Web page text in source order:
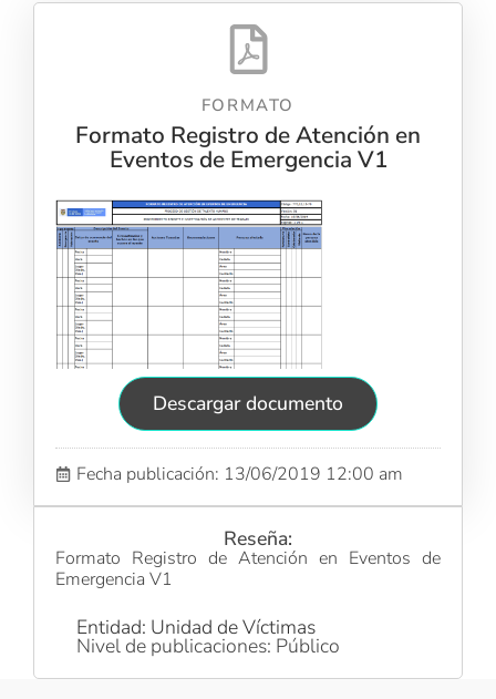
FORMATO
Formato Registro de Atención en
Eventos de Emergencia V1
Descargar documento
Fecha publicación: 13/06/2019 12:00 am
Reseña:
Formato Registro de Atención en Eventos de
Emergencia V1
Entidad: Unidad de Víctimas
Nivel de publicaciones: Público